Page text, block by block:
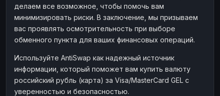
делаем все возможное, чтобы помочь вам
минимизировать риски. В заключение, мы призываем
вас проявлять осмотрительность при выборе
обменного пункта для ваших финансовых операций.
Используйте AntiSwap как надежный источник
информации, который поможет вам купить валюту
российский рубль (карта) за Visa/MasterCard GEL с
уверенностью и безопасностью.